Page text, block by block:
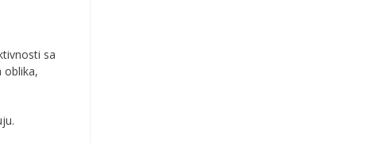
sa
oblika,